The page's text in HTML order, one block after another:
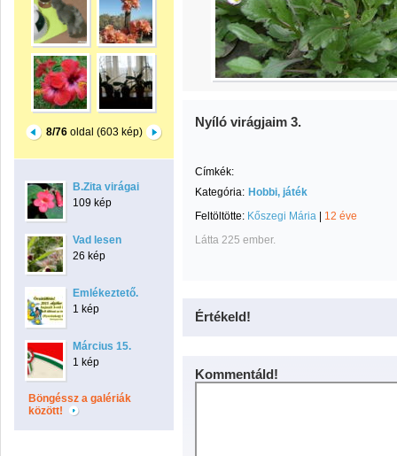
8/76oldal (603 kép)
B.Zita virágai
109 kép
Vad lesen
26 kép
Emlékeztető.
1 kép
Március 15.
1 kép
Böngéssz a galériák
között!
Nyíló virágjaim 3.
Címkék:
Kategória: Hobbi, játék
Feltöltötte: Kőszegi Mária
12 éve
Látta 225 ember.
Értékeld!
Kommentáld!